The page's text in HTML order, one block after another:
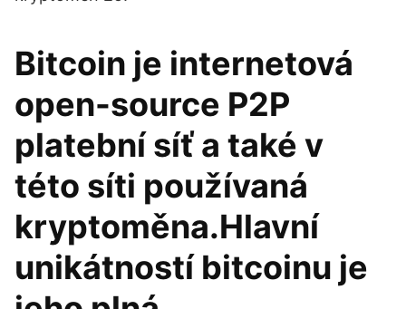
Bitcoin je internetová
open-source P2P
platební síť a také v
této síti používaná
kryptoměna.Hlavní
unikátností bitcoinu je